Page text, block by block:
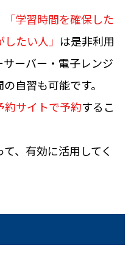
「学習時間を確保した
たい人」 は是非利用
ーバー・電子レンジ
自習も可能です。
約サイトで予約するこ
、有効に活用してく